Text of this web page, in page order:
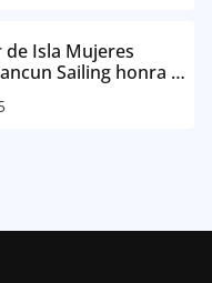
de Isla Mujeres
Sailing honra el
Caribe mexicano